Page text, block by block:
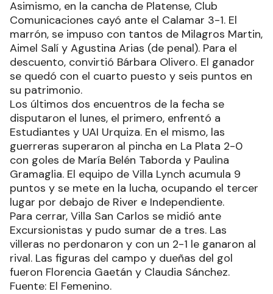
Asimismo, en la cancha de Platense, Club
Comunicaciones cayó ante el Calamar 3-1. El
marrón, se impuso con tantos de Milagros Martin,
Aimel Salí y Agustina Arias (de penal). Para el
descuento, convirtió Bárbara Olivero. El ganador
se quedó con el cuarto puesto y seis puntos en
su patrimonio.
Los últimos dos encuentros de la fecha se
disputaron el lunes, el primero, enfrentó a
Estudiantes y UAI Urquiza. En el mismo, las
guerreras superaron al pincha en La Plata 2-0
con goles de María Belén Taborda y Paulina
Gramaglia. El equipo de Villa Lynch acumula 9
puntos y se mete en la lucha, ocupando el tercer
lugar por debajo de River e Independiente.
Para cerrar, Villa San Carlos se midió ante
Excursionistas y pudo sumar de a tres. Las
villeras no perdonaron y con un 2-1 le ganaron al
rival. Las figuras del campo y dueñas del gol
fueron Florencia Gaetán y Claudia Sánchez.
Fuente: El Femenino.